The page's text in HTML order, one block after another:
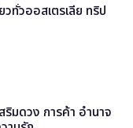
วทั่วออสเตรเลีย ทริป
ริมดวง การค้า อำนาจ